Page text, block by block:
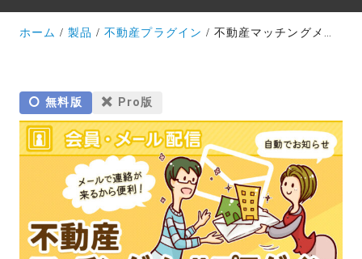
ホーム 製品 不動産プラグイン 不動産マッチングメールプラグイン
無料版 Pro版